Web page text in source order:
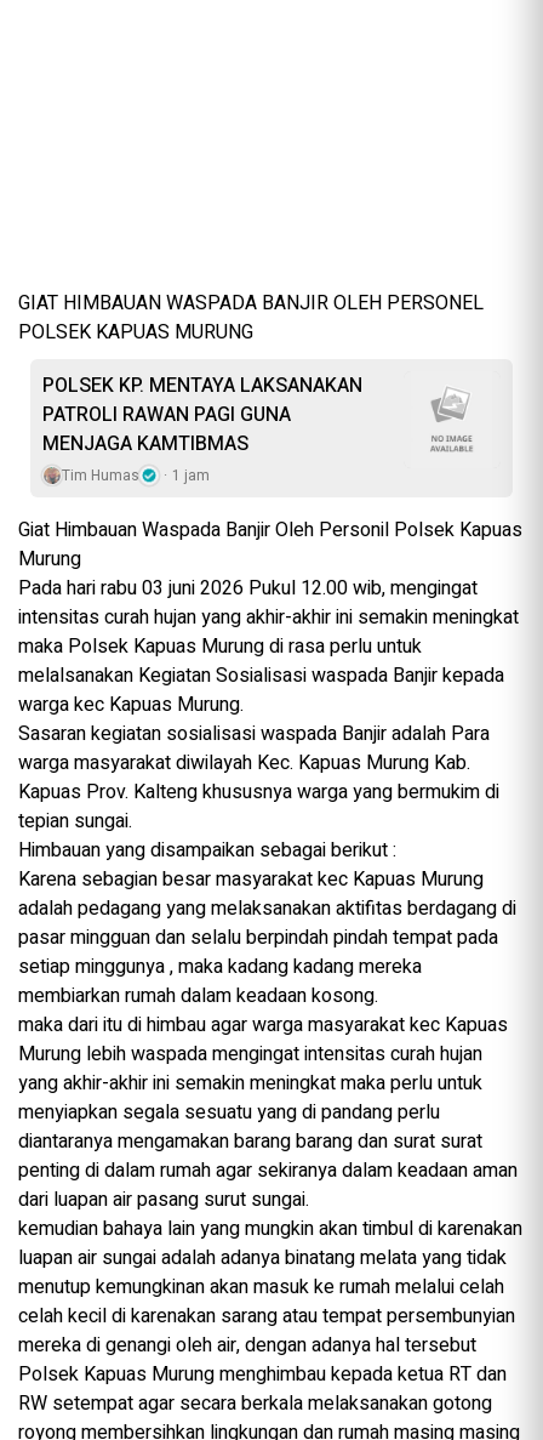
GIAT HIMBAUAN WASPADA BANJIR OLEH PERSONEL
POLSEK KAPUAS MURUNG
POLSEK KP. MENTAYA LAKSANAKAN
PATROLI RAWAN PAGI GUNA
MENJAGA KAMTIBMAS
Tim Humas 1 jam
Giat Himbauan Waspada Banjir Oleh Personil Polsek Kapuas
Murung
Pada hari rabu 03 juni 2026 Pukul 12.00 wib, mengingat
intensitas curah hujan yang akhir-akhir ini semakin meningkat
maka Polsek Kapuas Murung di rasa perlu untuk
melalsanakan Kegiatan Sosialisasi waspada Banjir kepada
warga kec Kapuas Murung.
Sasaran kegiatan sosialisasi waspada Banjir adalah Para
warga masyarakat diwilayah Kec. Kapuas Murung Kab.
Kapuas Prov. Kalteng khususnya warga yang bermukim di
tepian sungai.
Himbauan yang disampaikan sebagai berikut :
Karena sebagian besar masyarakat kec Kapuas Murung
adalah pedagang yang melaksanakan aktifitas berdagang di
pasar mingguan dan selalu berpindah pindah tempat pada
setiap minggunya , maka kadang kadang mereka
membiarkan rumah dalam keadaan kosong.
maka dari itu di himbau agar warga masyarakat kec Kapuas
Murung lebih waspada mengingat intensitas curah hujan
yang akhir-akhir ini semakin meningkat maka perlu untuk
menyiapkan segala sesuatu yang di pandang perlu
diantaranya mengamakan barang barang dan surat surat
penting di dalam rumah agar sekiranya dalam keadaan aman
dari luapan air pasang surut sungai.
kemudian bahaya lain yang mungkin akan timbul di karenakan
luapan air sungai adalah adanya binatang melata yang tidak
menutup kemungkinan akan masuk ke rumah melalui celah
celah kecil di karenakan sarang atau tempat persembunyian
mereka di genangi oleh air, dengan adanya hal tersebut
Polsek Kapuas Murung menghimbau kepada ketua RT dan
RW setempat agar secara berkala melaksanakan gotong
royong membersihkan lingkungan dan rumah masing masing